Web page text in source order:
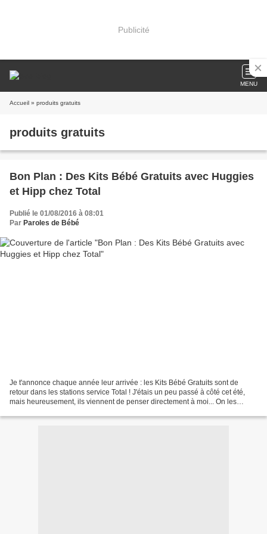
Publicité
MENU
Accueil » produits gratuits
produits gratuits
Bon Plan : Des Kits Bébé Gratuits avec Huggies
et Hipp chez Total
Publié le 01/08/2016 à 08:01
Par Paroles de Bébé
Je t'annonce chaque année leur arrivée : les Kits Bébé Gratuits sont de
retour dans les stations service Total ! J'étais un peu passé à côté cet été,
mais heureusement, ils viennent de penser directement à moi... On les